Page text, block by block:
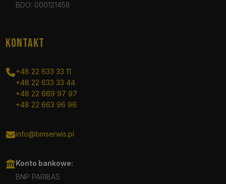
BDO: 000121458
KONTAKT
+48 22 633 33 11
+48 22 633 33 44
+48 22 669 97 97
+48 22 663 96 96
info@bmserwis.pl
Konto bankowe:
BNP PARIBAS